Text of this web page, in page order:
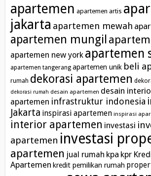
apartemen apartemen artis
jakarta apartemen mewah
apartemen mungil
apartemen new york apartemen
apartemen tangerang apartemen unik beli
rumah dekorasi apartemen
dekorasi rumah desain apartemen desain
apartemen infrastruktur indonesia
Jakarta inspirasi apartemen inspirasi
interior apartemen investasi
apartemen investasi
apartemen jual rumah kpa kpr
Apartemen kredit pemilikan rumah